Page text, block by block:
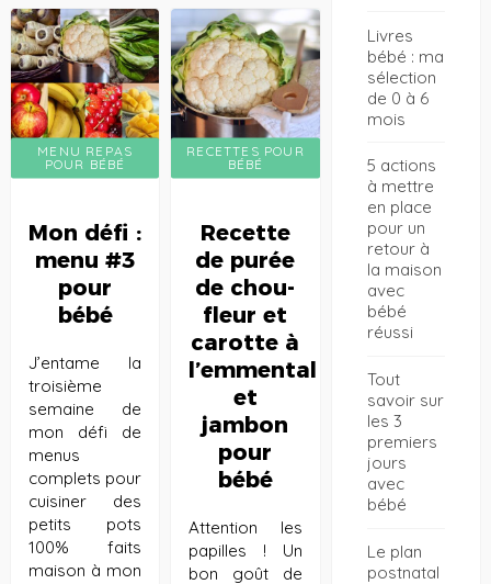
MENU REPAS
POUR BÉBÉ
Mon défi :
menu #3
pour
bébé
J’entame la
troisième
semaine de
mon défi de
menus
complets pour
cuisiner des
petits pots
100% faits
maison à mon
RECETTES POUR
BÉBÉ
Recette
de purée
de chou-
fleur et
carotte à
l’emmental
et
jambon
pour
bébé
Attention les
papilles ! Un
bon goût de
Livres
bébé : ma
sélection
de 0 à 6
mois
5 actions
à mettre
en place
pour un
retour à
la maison
avec
bébé
réussi
Tout
savoir sur
les 3
premiers
jours
avec
bébé
Le plan
postnatal